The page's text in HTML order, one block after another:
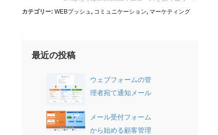
カテゴリー: WEBプッシュ , コミュニケーション, マーケティング
最近の投稿
ウェブフォームの管
理者宛て通知メール
メール受付フォーム
から始める顧客管理